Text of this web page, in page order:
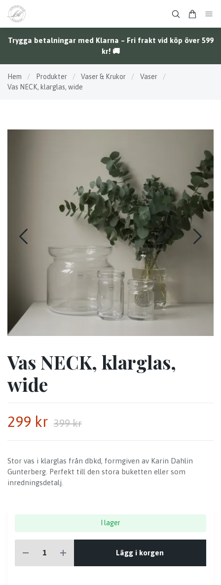
Trygga betalningar med Klarna – Fri frakt vid köp över 599
kr! 🚚
Hem / Produkter / Vaser & Krukor / Vaser
/
Vas NECK, klarglas, wide
Vas NECK, klarglas,
wide
299 kr 399 kr
Stor vas i klarglas från dbkd, formgiven av Karin Dahlin
Gunterberg. Perfekt till den stora buketten eller som
inredningsdetalj.
I lager
Lägg i korgen